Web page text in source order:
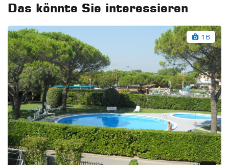
Das könnte Sie interessieren
16